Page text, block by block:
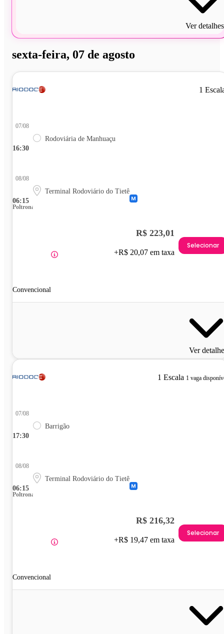
Ver detalhes
sexta-feira, 07 de agosto
1
16:30
07/08
Rodoviária de Manhuaçu
06:15
08/08
Terminal Rodoviário do Tietê
Poltrona
Convencional
R$ 223,01
+R$ 20,07 em taxa
Selecionar
Ver
1 Escala 1 vaga
17:30
07/08
Barrigão
06:15
08/08
Terminal Rodoviário do Tietê
Poltrona
Convencional
R$ 216,32
+R$ 19,47 em taxa
Selecionar